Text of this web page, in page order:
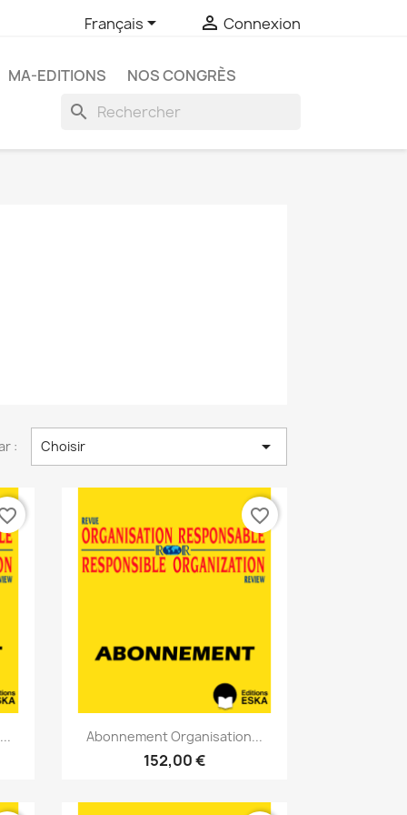
Français  Connexion
MA-EDITIONS NOS CONGRÈS
search
: Choisir 
Aperçu rapide
Abonnement Organisation...
152,00 €
favorite_border